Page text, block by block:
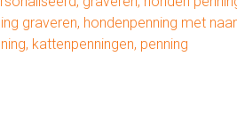
graveren, hondenpenning met
, kattenpenningen, penning